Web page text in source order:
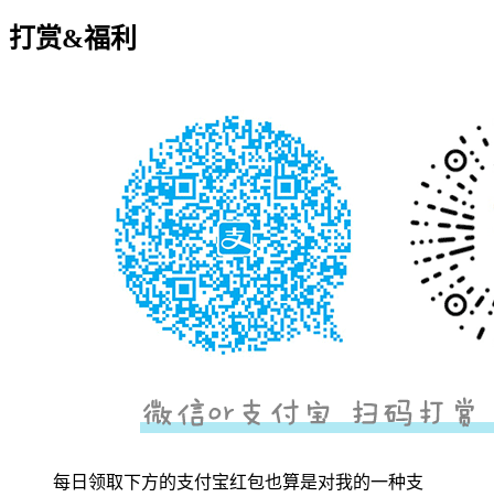
打赏&福利
每日领取下方的支付宝红包也算是对我的一种支